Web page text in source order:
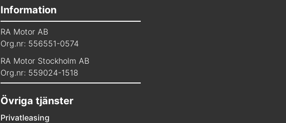
Information
RA Motor AB
Org.nr: 556551-0574
RA Motor Stockholm AB
Org.nr: 559024-1518
Övriga tjänster
Privatleasing